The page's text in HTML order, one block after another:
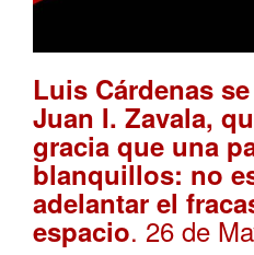
Luis Cárdenas
Juan I. Zavala,
gracia que una
blanquillos: no
adelantar el
espacio. 26 de